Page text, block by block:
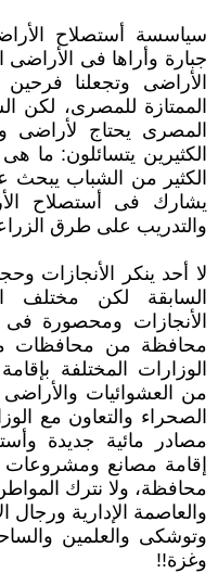
سياسسة أستصلاح
جبارة وأراها فى الأراضى
الأراضى وتجعلنا
الممتازة للمصرى، لكن
المصرى يحتاج لأراضى
الكثيرين يتسائلون: ما
الكثير من الشباب
‏يشارك فى أستصلاح
والتدريب على طرق
لا أحد ينكر الأنجازات
السابقة لكن مختلف
الأنجازات ومحصورة
محافظة من محافظات
الوزارات المختلفة
من العشوائيات
الصحراء والتعاون مع
مصادر مائية ‏جديدة
إقامة مصانع ومشروعات
محافظة، ولا نترك
والعاصمة الإدارية ورجال
وتوشكى والعلمين
وغزة!!‏